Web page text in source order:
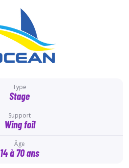
Type
Stage
Support
Wing foil
Âge
14 à 70 ans